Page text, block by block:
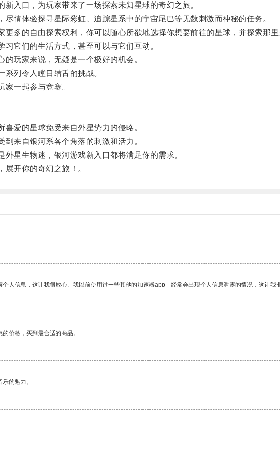
入口，为玩家带来了一场探索未知星球的奇幻之旅。
情体验探寻星际彩虹、追踪星系中的宇宙尾巴等无数刺激而神秘的任务。
多的自由探索权利，你可以随心所欲地选择你想要前往的星球，并探索那里
它们的生活方式，甚至可以与它们互动。
玩家来说，无疑是一个极好的机会。
列令人瞠目结舌的挑战。
一起参与竞赛。
爱的星球免受来自外星势力的侵略。
来自银河系各个角落的刺激和活力。
星生物迷，银河游戏新入口都将满足你的需求。
开你的奇幻之旅！。
人信息，这让我很放心。我以前使用过一些其他的加速器app，经常会出现个人信息泄露的情况，这让我
价格，买到最合适的商品。
的魅力。